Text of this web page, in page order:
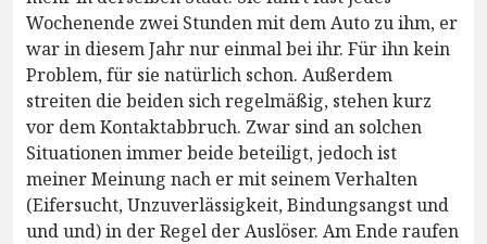
Wochenende zwei Stunden mit dem Auto zu ihm, er
war in diesem Jahr nur einmal bei ihr. Für ihn kein
Problem, für sie natürlich schon. Außerdem
streiten die beiden sich regelmäßig, stehen kurz
vor dem Kontaktabbruch. Zwar sind an solchen
Situationen immer beide beteiligt, jedoch ist
meiner Meinung nach er mit seinem Verhalten
(Eifersucht, Unzuverlässigkeit, Bindungsangst und
und und) in der Regel der Auslöser. Am Ende raufen